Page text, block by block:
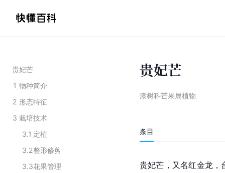
贵妃芒
1 物种简介
2 形态特征
3 栽培技术
3.1 定植
3.2整形修剪
3.3花果管理
贵妃芒
漆树科芒果属植物
条目
贵妃芒，又名红金龙，